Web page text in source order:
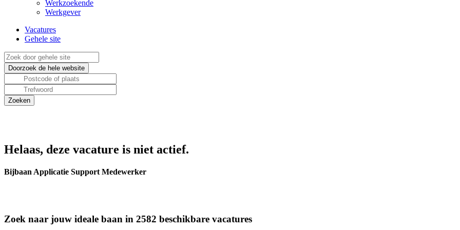
Werkzoekende
Werkgever
Vacatures
Gehele site
Helaas, deze vacature is niet actief.
Bijbaan Applicatie Support Medewerker
Zoek naar jouw ideale baan in 2582 beschikbare vacatures